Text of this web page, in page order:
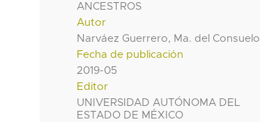
ANCESTROS
Autor
Narváez Guerrero, Ma. del Consuelo
Fecha de publicación
2019-05
Editor
UNIVERSIDAD AUTÓNOMA DEL
ESTADO DE MÉXICO